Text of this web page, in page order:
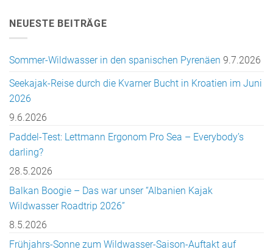
NEUESTE BEITRÄGE
Sommer-Wildwasser in den spanischen Pyrenäen 9.7.2026
Seekajak-Reise durch die Kvarner Bucht in Kroatien im Juni
2026
9.6.2026
Paddel-Test: Lettmann Ergonom Pro Sea – Everybody’s
darling?
28.5.2026
Balkan Boogie – Das war unser “Albanien Kajak
Wildwasser Roadtrip 2026”
8.5.2026
Frühjahrs-Sonne zum Wildwasser-Saison-Auftakt auf